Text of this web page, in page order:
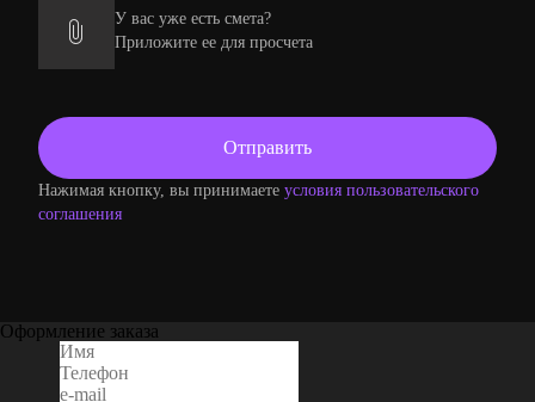
У вас уже есть смета?
Приложите ее для просчета
Нажимая кнопку, вы принимаете условия пользовательского
соглашения
Оформление заказа